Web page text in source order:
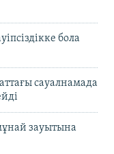
бола
сауалнамада
зауытына